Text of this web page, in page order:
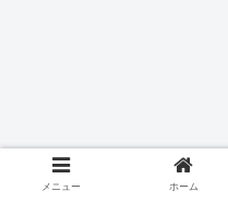
メニュー ホーム